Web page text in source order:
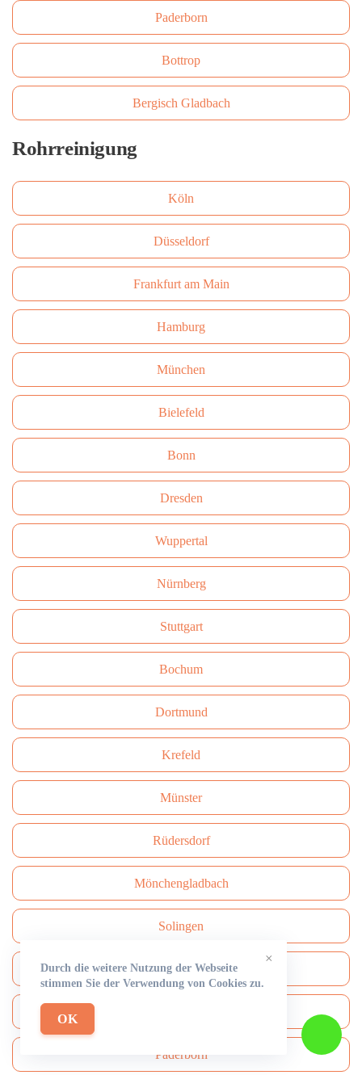
Paderborn
Bottrop
Bergisch Gladbach
Rohrreinigung
Köln
Düsseldorf
Frankfurt am Main
Hamburg
München
Bielefeld
Bonn
Dresden
Wuppertal
Nürnberg
Stuttgart
Bochum
Dortmund
Krefeld
Münster
Rüdersdorf
Mönchengladbach
Solingen
Herne
Paderborn
×
Durch die weitere Nutzung der Webseite
stimmen Sie der Verwendung von Cookies zu.
OK